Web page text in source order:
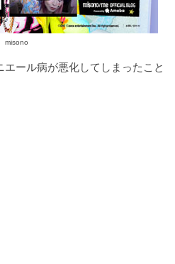
misono
ール病が悪化してしまったこと